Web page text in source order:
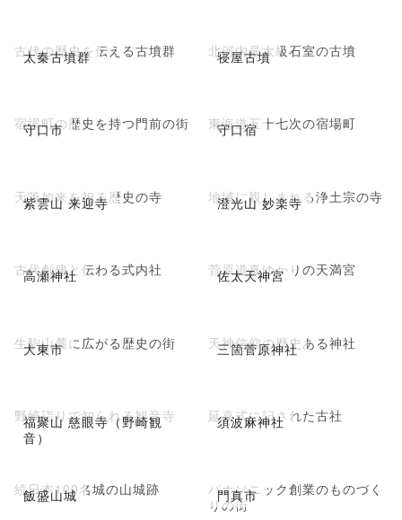
太秦古墳群
古代の歴史を伝える古墳群 寝屋古墳
北河内最大級石室の古墳
守口市
宿場町の歴史を持つ門前の街 守口宿
東海道五十七次の宿場町
紫雲山 来迎寺
天筆如来を祀る歴史の寺 澄光山 妙楽寺
地域に親しまれる浄土宗の寺
高瀬神社
古代創建と伝わる式内社 佐太天神宮
菅原道真ゆかりの天満宮
大東市
生駒山麓に広がる歴史の街 三箇菅原神社
天神信仰の歴史ある神社
福聚山 慈眼寺（野崎観
音）
野崎詣りで知られる観音寺 須波麻神社
延喜式に記された古社
飯盛山城
続日本100名城の山城跡 門真市
パナソニック創業のものづく
りの街